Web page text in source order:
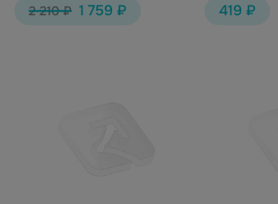
2 210 ₽ 1 759 ₽ 419 ₽